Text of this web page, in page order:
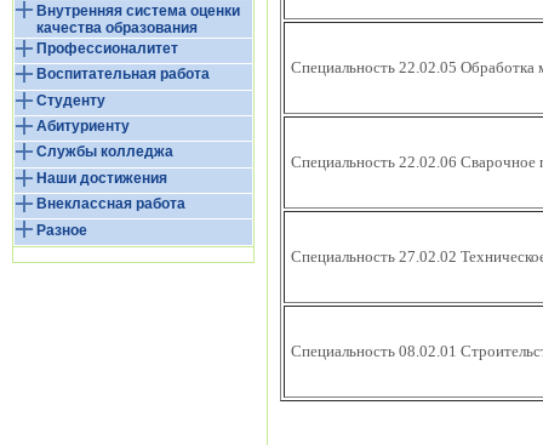
Внутренняя система оценки
качества образования
Профессионалитет
Воспитательная работа
Студенту
Абитуриенту
Службы колледжа
Наши достижения
Внеклассная работа
Разное
Специальность 22.02.05 Обработка
Специальность 22.02.06 Сварочное
Специальность 27.02.02
Специальность 08.02.01